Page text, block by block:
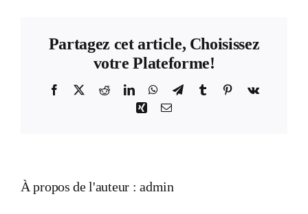
avec
Partagez cet article, Choisissez
votre Plateforme!
Facebook RedditLinkedInWhatsApp
TelegramTumblr Pinterest
Vk
XingEmail
À propos de l'auteur :admin